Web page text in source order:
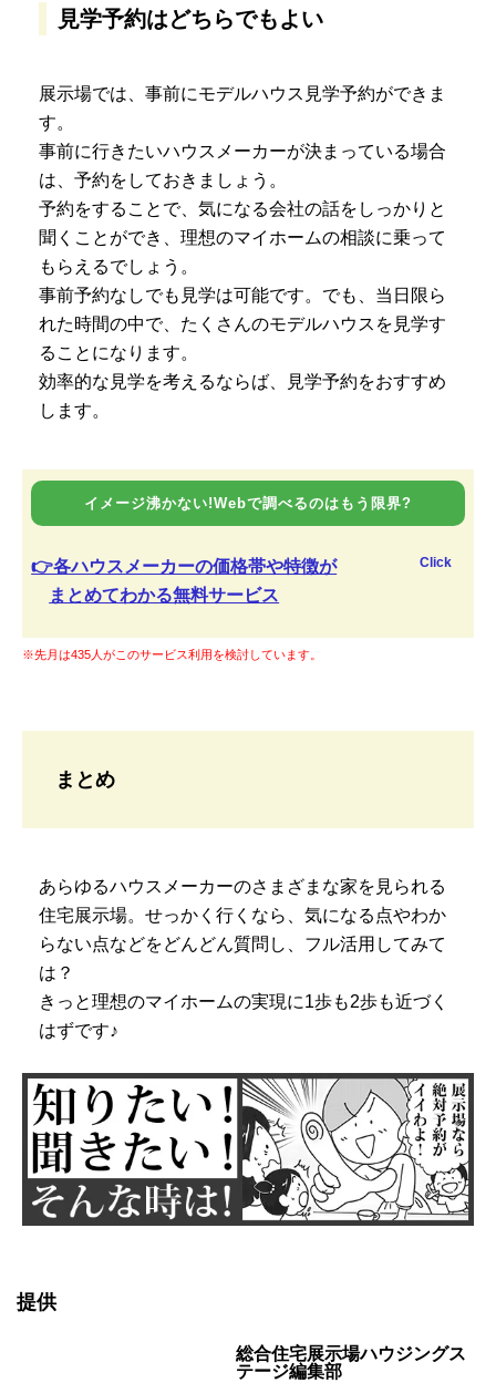
見学予約はどちらでもよい
展示場では、事前にモデルハウス見学予約ができま
す。
事前に行きたいハウスメーカーが決まっている場合
は、予約をしておきましょう。
予約をすることで、気になる会社の話をしっかりと
聞くことができ、理想のマイホームの相談に乗って
もらえるでしょう。
事前予約なしでも見学は可能です。でも、当日限ら
れた時間の中で、たくさんのモデルハウスを見学す
ることになります。
効率的な見学を考えるならば、見学予約をおすすめ
します。
イメージ沸かない!Webで調べるのはもう限界?
👉各ハウスメーカーの価格帯や特徴が
まとめてわかる無料サービス
Click
※先月は435人がこのサービス利用を検討しています。
まとめ
あらゆるハウスメーカーのさまざまな家を見られる
住宅展示場。せっかく行くなら、気になる点やわか
らない点などをどんどん質問し、フル活用してみて
は？
きっと理想のマイホームの実現に1歩も2歩も近づく
はずです♪
提供
総合住宅展示場ハウジングス
テージ編集部